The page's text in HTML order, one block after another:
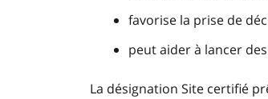
favorise la prise de
peut aider à lancer
La désignation Site certifié